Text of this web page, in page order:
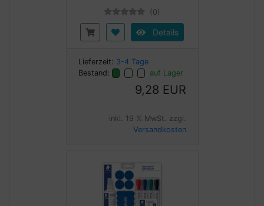
(0)
Details
Lieferzeit: 3-4 Tage
Bestand:
auf Lager
9,28 EUR
inkl. 19 % MwSt. zzgl.
Versandkosten